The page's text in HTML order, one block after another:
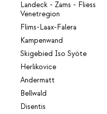
Landeck - Zams - Fliess
Venetregion
Flims-Laax-Falera
Kampenwand
Skigebied Iso Syöte
Herlikovice
Andermatt
Bellwald
Disentis